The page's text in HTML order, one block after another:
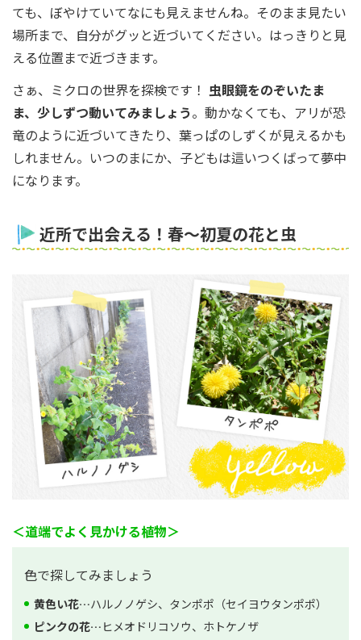
ても、ぼやけていてなにも見えませんね。そのまま見たい
場所まで、自分がグッと近づいてください。はっきりと見
える位置まで近づきます。
さぁ、ミクロの世界を探検です！ 虫眼鏡をのぞいたま
ま、少しずつ動いてみましょう。動かなくても、アリが恐
竜のように近づいてきたり、葉っぱのしずくが見えるかも
しれません。いつのまにか、子どもは這いつくばって夢中
になります。
近所で出会える！春～初夏の花と虫
＜道端でよく見かける植物＞
色で探してみましょう
黄色い花…ハルノノゲシ、タンポポ（セイヨウタンポポ）
ピンクの花… ヒメオドリコソウ、ホトケノザ